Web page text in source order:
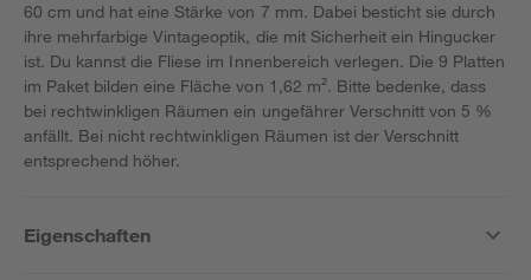
60 cm und hat eine Stärke von 7 mm. Dabei besticht sie durch
ihre mehrfarbige Vintageoptik, die mit Sicherheit ein Hingucker
ist. Du kannst die Fliese im Innenbereich verlegen. Die 9 Platten
im Paket bilden eine Fläche von 1,62 m². Bitte bedenke, dass
bei rechtwinkligen Räumen ein ungefährer Verschnitt von 5 %
anfällt. Bei nicht rechtwinkligen Räumen ist der Verschnitt
entsprechend höher.
Eigenschaften